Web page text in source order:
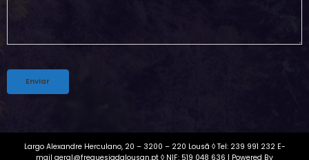
Largo Alexandre Herculano, 20 – 3200 – 220 Lousã ◊ Tel: 239 991 232 E-
mail geral@freguesiadalousan.pt ◊ NIF: 519 048 636 | Powered By